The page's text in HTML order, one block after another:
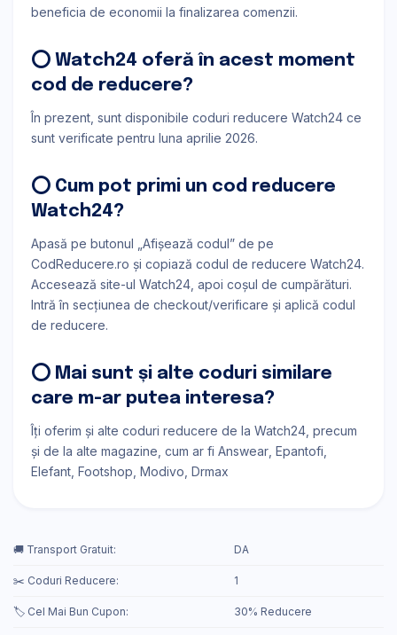
beneficia de economii la finalizarea comenzii.
⭕ Watch24 oferă în acest moment
cod de reducere?
În prezent, sunt disponibile coduri reducere Watch24 ce
sunt verificate pentru luna aprilie 2026.
⭕ Cum pot primi un cod reducere
Watch24?
Apasă pe butonul „Afișează codul” de pe
CodReducere.ro și copiază codul de reducere Watch24.
Accesează site-ul Watch24, apoi coșul de cumpărături.
Intră în secțiunea de checkout/verificare și aplică codul
de reducere.
⭕ Mai sunt și alte coduri similare
care m-ar putea interesa?
Îți oferim și alte coduri reducere de la Watch24, precum
și de la alte magazine, cum ar fi Answear Epantofi
Elefant Footshop Modivo Drmax
🚚 Transport Gratuit: DA
✂️ Coduri Reducere: 1
🏷️ Cel Mai Bun Cupon: 30% Reducere